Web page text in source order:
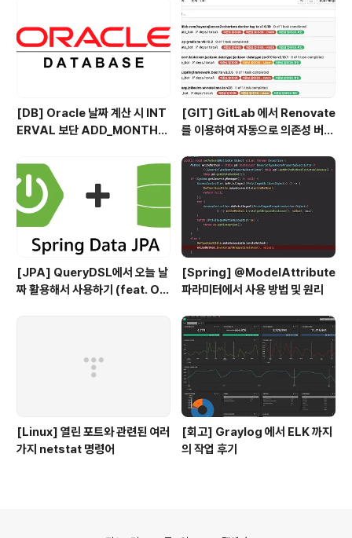
[DB] Oracle 날짜 계산 시 INT
ERVAL 보단 ADD_MONTHS
[GIT] GitLab 에서 Renovate
를 이용하여 자동으로 의존성 버전
[JPA] QueryDSL에서 오늘 날
짜 활용해서 사용하기 (feat. Or
[Spring] @ModelAttribute
파라미터에서 사용 방법 및 원리
[Linux] 열린 포트와 관련된 여러
가지 netstat 명령어
[회고] Graylog 에서 ELK 까지
의 작업 후기